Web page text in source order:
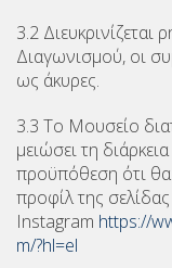
3.2 Διευκρινίζεται
Διαγωνισμού, οι
ως άκυρες.
3.3 Το Μουσείο
μειώσει τη
προϋπόθεση ότι
προφίλ της
Instagram https://
m/?hl=el